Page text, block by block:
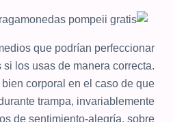
que podrían perfeccionar
si los usas de manera correcta.
corporal en el caso de que
trampa, invariablemente
de sentimiento-alegría, sobre